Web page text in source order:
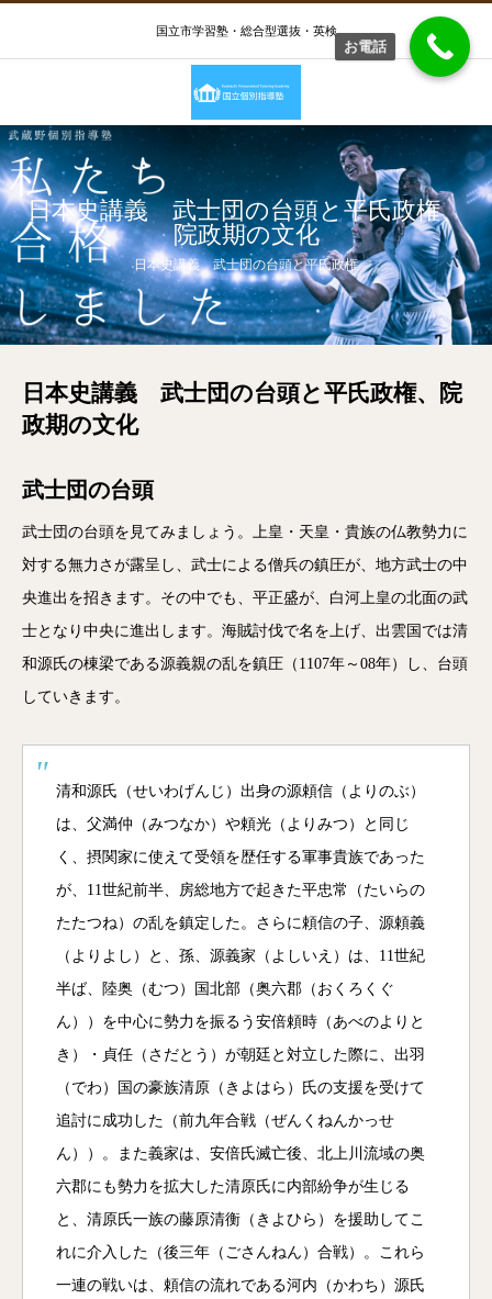
国立市学習塾・総合型選抜・英検
日本史講義 武士団の台頭と平氏政権、
院政期の文化
日本史講義 武士団の台頭と平氏政権
日本史講義 武士団の台頭と平氏政権、院
政期の文化
武士団の台頭
武士団の台頭を見てみましょう。上皇・天皇・貴族の仏教勢力に
対する無力さが露呈し、武士による僧兵の鎮圧が、地方武士の中
央進出を招きます。その中でも、平正盛が、白河上皇の北面の武
士となり中央に進出します。海賊討伐で名を上げ、出雲国では清
和源氏の棟梁である源義親の乱を鎮圧（1107年～08年）し、台頭
していきます。
清和源氏（せいわげんじ）出身の源頼信（よりのぶ）
は、父満仲（みつなか）や頼光（よりみつ）と同じ
く、摂関家に使えて受領を歴任する軍事貴族であった
が、11世紀前半、房総地方で起きた平忠常（たいらの
たたつね）の乱を鎮定した。さらに頼信の子、源頼義
（よりよし）と、孫、源義家（よしいえ）は、11世紀
半ば、陸奥（むつ）国北部（奥六郡（おくろくぐ
ん））を中心に勢力を振るう安倍頼時（あべのよりと
き）・貞任（さだとう）が朝廷と対立した際に、出羽
（でわ）国の豪族清原（きよはら）氏の支援を受けて
追討に成功した（前九年合戦（ぜんくねんかっせ
ん））。また義家は、安倍氏滅亡後、北上川流域の奥
六郡にも勢力を拡大した清原氏に内部紛争が生じる
と、清原氏一族の藤原清衡（きよひら）を援助してこ
れに介入した（後三年（ごさんねん）合戦）。これら
一連の戦いは、頼信の流れである河内（かわち）源氏
お電話